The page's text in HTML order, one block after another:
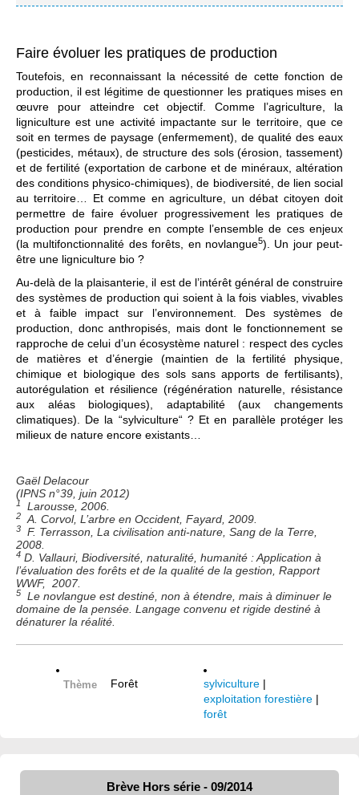
Faire évoluer les pratiques de production
Toutefois, en reconnaissant la nécessité de cette fonction de
production, il est légitime de questionner les pratiques mises en
œuvre pour atteindre cet objectif. Comme l’agriculture, la
ligniculture est une activité impactante sur le territoire, que ce
soit en termes de paysage (enfermement), de qualité des eaux
(pesticides, métaux), de structure des sols (érosion, tassement)
et de fertilité (exportation de carbone et de minéraux, altération
des conditions physico-chimiques), de biodiversité, de lien social
au territoire… Et comme en agriculture, un débat citoyen doit
permettre de faire évoluer progressivement les pratiques de
production pour prendre en compte l’ensemble de ces enjeux
(la multifonctionnalité des forêts, en novlangue5). Un jour peut-
être une ligniculture bio ?
Au-delà de la plaisanterie, il est de l’intérêt général de construire
des systèmes de production qui soient à la fois viables, vivables
et à faible impact sur l’environnement. Des systèmes de
production, donc anthropisés, mais dont le fonctionnement se
rapproche de celui d’un écosystème naturel : respect des cycles
de matières et d’énergie (maintien de la fertilité physique,
chimique et biologique des sols sans apports de fertilisants),
autorégulation et résilience (régénération naturelle, résistance
aux aléas biologiques), adaptabilité (aux changements
climatiques). De la “sylviculture“ ? Et en parallèle protéger les
milieux de nature encore existants…
Gaël Delacour
(IPNS n°39, juin 2012)
1 Larousse, 2006.
2 A. Corvol, L’arbre en Occident, Fayard, 2009.
3
F. Terrasson, La civilisation anti-nature, Sang de la Terre,
2008.
4 D. Vallauri, Biodiversité, naturalité, humanité : Application à
l’évaluation des forêts et de la qualité de la gestion, Rapport
WWF, 2007.
5
Le novlangue est destiné, non à étendre, mais à diminuer le
domaine de la pensée. Langage convenu et rigide destiné à
dénaturer la réalité.
Thème Forêt sylviculture |
exploitation forestière |
forêt
Brève Hors série - 09/2014